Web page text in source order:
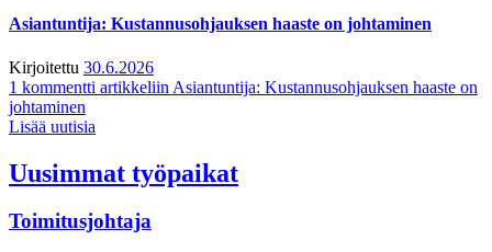
Asiantuntija: Kustannusohjauksen haaste on johtaminen
Kirjoitettu 30.6.2026
1 kommentti artikkeliin Asiantuntija: Kustannusohjauksen haaste on
johtaminen
Lisää uutisia
Uusimmat työpaikat
Toimitusjohtaja